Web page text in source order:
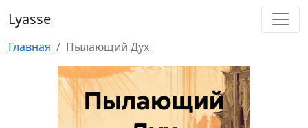
Lyasse
Главная Пылающий Дух